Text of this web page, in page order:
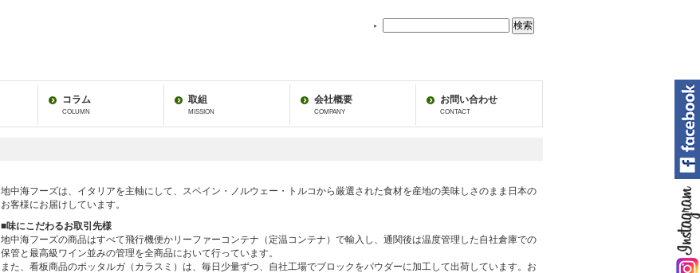
コラム
COLUMN
取組
MISSION
会社概要
COMPANY
お問い合わせ
CONTACT
地中海フーズは、イタリアを主軸にして、スペイン・ノルウェー・トルコから厳選された食材を産地の美味しさのまま日本の
お客様にお届けしています。
■味にこだわるお取引先様
地中海フーズの商品はすべて飛行機便かリーファーコンテナ（定温コンテナ）で輸入し、通関後は温度管理した自社倉庫での
保管と最高級ワイン並みの管理を全商品において行っています。
また、看板商品のボッタルガ（カラスミ）は、毎日少量ずつ、自社工場でブロックをパウダーに加工して出荷しています。お